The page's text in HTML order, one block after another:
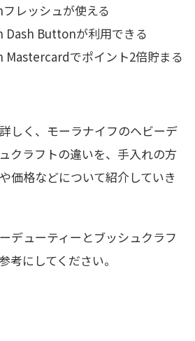
レッシュが使える
Dash Buttonが利用できる
Mastercardでポイント2倍貯まる
しく、モーラナイフのヘビーデ
クラフトの違いを、手入れの方
価格などについて紹介していき
デューティーとブッシュクラフ
考にしてください。